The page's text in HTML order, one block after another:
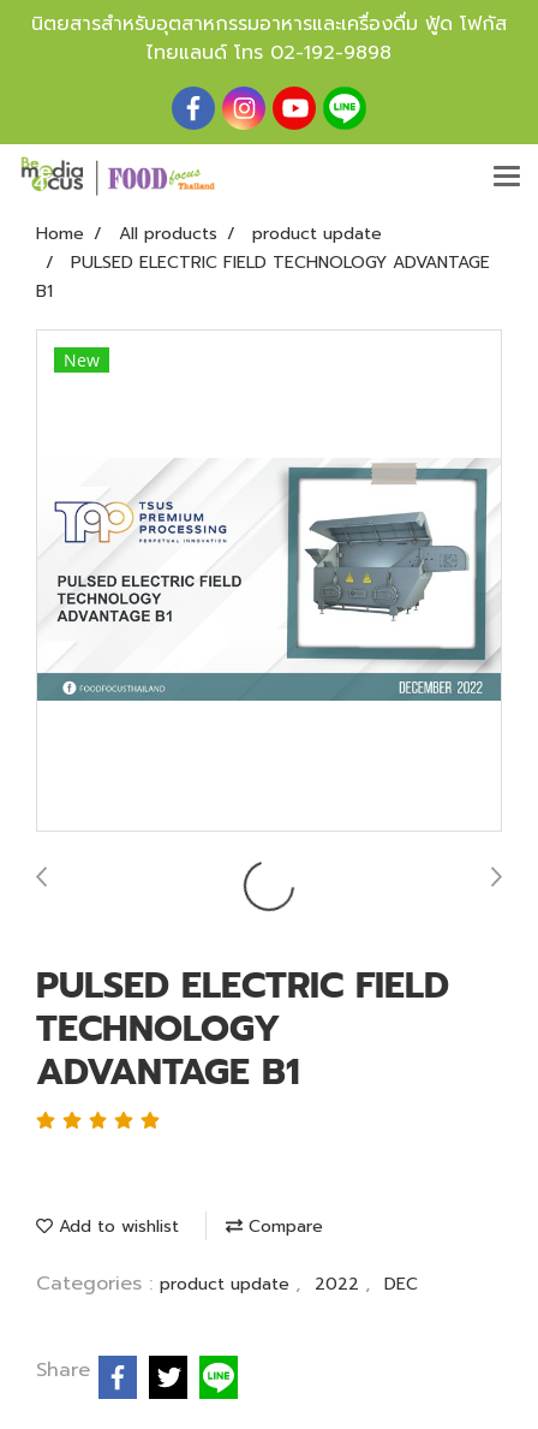
นิตยสารสำหรับอุตสาหกรรมอาหารและเครื่องดื่ม ฟู้ด โฟกัส
ไทยแลนด์ โทร 02-192-9898
Home All products
product update
PULSED ELECTRIC FIELD TECHNOLOGY ADVANTAGE
B1
New
PULSED ELECTRIC FIELD
TECHNOLOGY
ADVANTAGE B1
Add to wishlist Compare
Categories : product update , 2022 , DEC
Share